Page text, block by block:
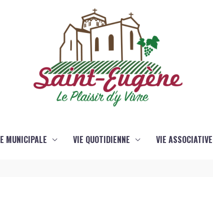
MUNICIPALE VIE QUOTIDIENNE VIE ASSOCIATIVE